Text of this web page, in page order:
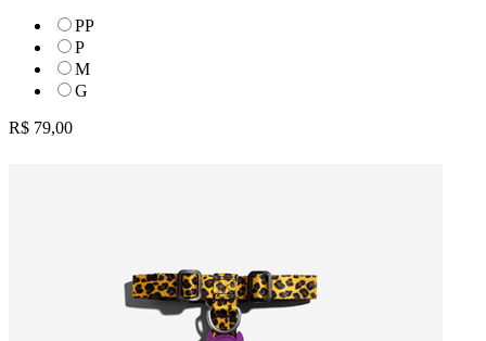
PP
P
M
G
R$ 79,00